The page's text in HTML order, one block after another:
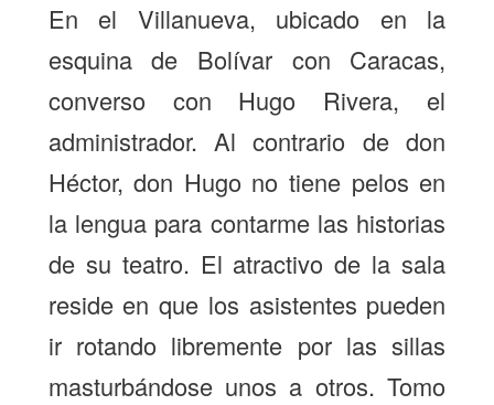
En el Villanueva, ubicado en la
esquina de Bolívar con Caracas,
converso con Hugo Rivera, el
administrador. Al contrario de don
Héctor, don Hugo no tiene pelos en
la lengua para contarme las historias
de su teatro. El atractivo de la sala
reside en que los asistentes pueden
ir rotando libremente por las sillas
masturbándose unos a otros. Tomo